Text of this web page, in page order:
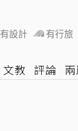
有設計 有行旅
文教 評論